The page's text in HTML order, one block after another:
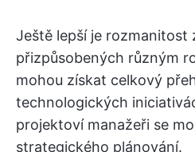
Ještě lepší je rozmanitost
přizpůsobených různým
mohou získat celkový
technologických
projektoví manažeři se
strategického plánování.